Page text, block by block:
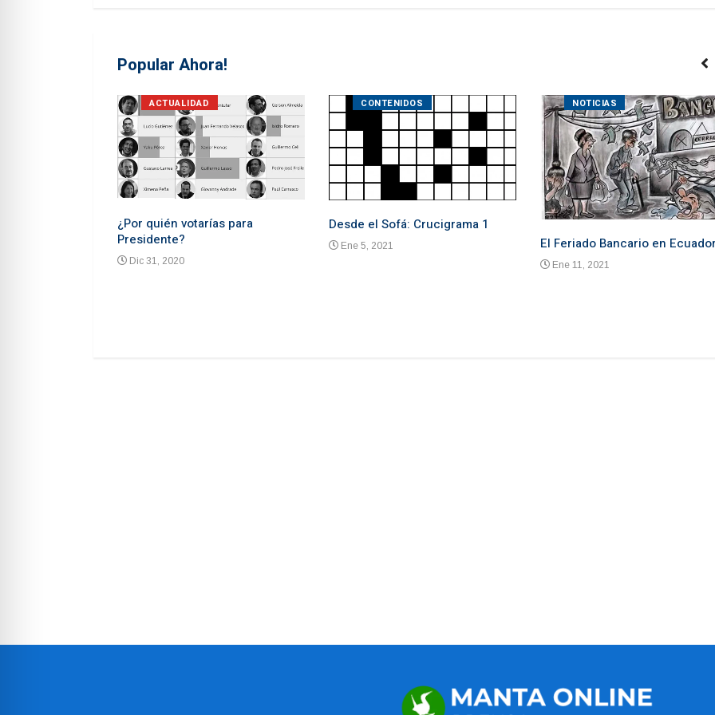
Popular Ahora!
ACTUALIDAD
¿Por quién votarías para
Presidente?
Dic 31, 2020
CONTENIDOS
Desde el Sofá: Crucigrama 1
Ene 5, 2021
NOTICIAS
El Feriado Bancario en Ecuador
Ene 11, 2021